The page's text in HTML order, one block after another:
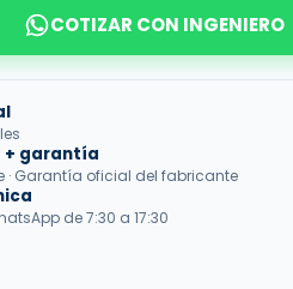
COTIZAR CON INGENIERO
+ garantía
· Garantía oficial del fabricante
de 7:30 a 17:30